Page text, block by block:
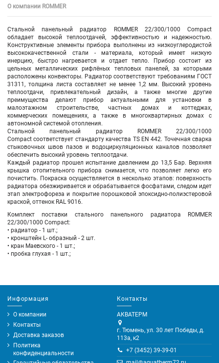
О компании ROMMER
Стальной панельный радиатор ROMMER 22/300/1000 Compact
обладает высокой теплоотдачей, эффективностью и надежностью.
Конструктивные элементы прибора выполнены из низкоуглеродистой
высококачественной стали - материала, который имеет низкую
инерцию, быстро нагревается и отдает тепло. Прибор состоит из
цельных металлических рифлёных тепловых панелей, за которыми
расположены конвекторы. Радиатор соответствуют требованиям ГОСТ
31311, толщина листа составляет не менее 1,2 мм. Высокий уровень
теплоотдачи, привлекательный дизайн, а также многие другие
преимущества делают прибор актуальными для установки в
малоэтажном строительстве, частных домах и коттеджах,
коммерческих помещениях, а также в многоквартирных домах с
автономной системой отопления.
Стальной панельный радиатор ROMMER 22/300/1000
Compactсоответствует стандарту качества TS EN 442. Точечная сварка
стыковочных швов пазов и водоциркуляционных каналов позволяет
обеспечить высокий уровень теплоотдачи.
Каждый радиатор прошел испытание давлением до 13,5 Бар. Верхняя
крышка отопительного прибора снимается, что позволяет легко его
почистить. Покраска осуществляется в несколько этапов: поверхность
радиатора обезжиривается и обрабатывается фосфатами, следом идет
этап электрофореза и покрытие порошковой эпоксидно-полиэстеровой
краской, оттенок RAL 9016.
Комплект поставки стального панельного радиатора ROMMER
22/300/1000 Compact:
• радиатор - 1 шт.;
• кронштейн L- образный - 2 шт.
• кран Маевского - 1 шт.;
• пробка глухая - 1 шт.;
Информация
О компании
Контакты
Доставка заказов
Политика
конфиденциальности
Контакты
АКВАТЕРМ
г. Тюмень, ул. 30 лет Победы, д.
113а, к2
+7 (3452) 39-39-01